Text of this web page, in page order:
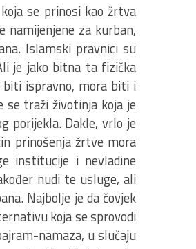
se prinosi kao žrtva
za kurban,
Islamski pravnici su
je jako bitna ta fizička
ispravno, mora biti i
se traži životinja koja je
porijekla. Dakle, vrlo je
prinošenja žrtve mora
institucije i nevladine
nudi te usluge, ali
Najbolje je da čovjek
koja se sprovodi
namaza, u slučaju